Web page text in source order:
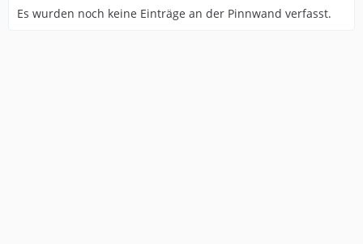
Es wurden noch keine Einträge an der Pinnwand verfasst.